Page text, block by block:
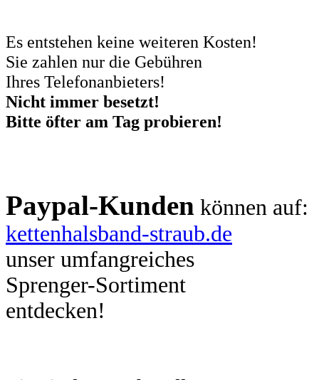
Es entstehen keine weiteren Kosten!
Sie zahlen nur die Gebühren
Ihres Telefonanbieters!
Nicht immer besetzt!
Bitte öfter am Tag probieren!
Paypal-Kunden können auf:
kettenhalsband-straub.de
unser umfangreiches
Sprenger-Sortiment
entdecken!